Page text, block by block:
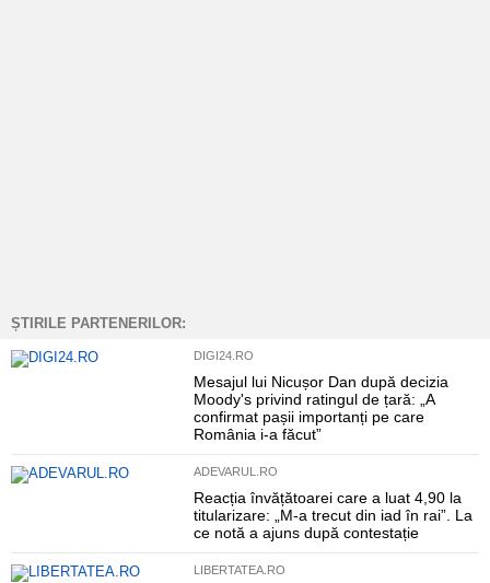
ȘTIRILE PARTENERILOR:
DIGI24.RO
Mesajul lui Nicușor Dan după decizia
Moody's privind ratingul de țară: „A
confirmat pașii importanți pe care
România i-a făcut”
ADEVARUL.RO
Reacția învățătoarei care a luat 4,90 la
titularizare: „M-a trecut din iad în rai”. La
ce notă a ajuns după contestație
LIBERTATEA.RO